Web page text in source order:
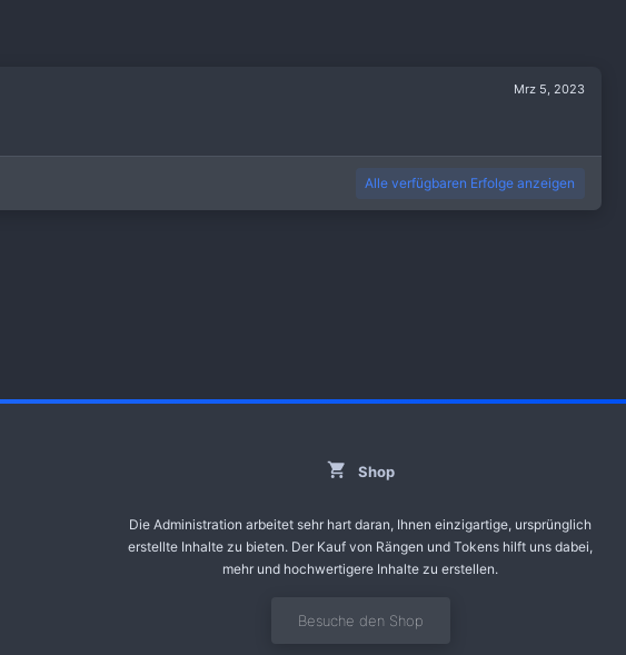
Mrz 5, 2023
Alle verfügbaren Erfolge anzeigen
Shop
Die Administration arbeitet sehr hart daran, Ihnen einzigartige, ursprünglich
erstellte Inhalte zu bieten. Der Kauf von Rängen und Tokens hilft uns dabei,
mehr und hochwertigere Inhalte zu erstellen.
Besuche den Shop